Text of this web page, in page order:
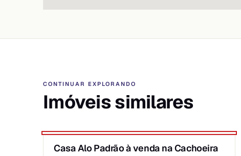
CONTINUAR EXPLORANDO
Imóveis similares
★ DESTAQUE PRIME VENDA
Casa Alo Padrão à venda na Cachoeira